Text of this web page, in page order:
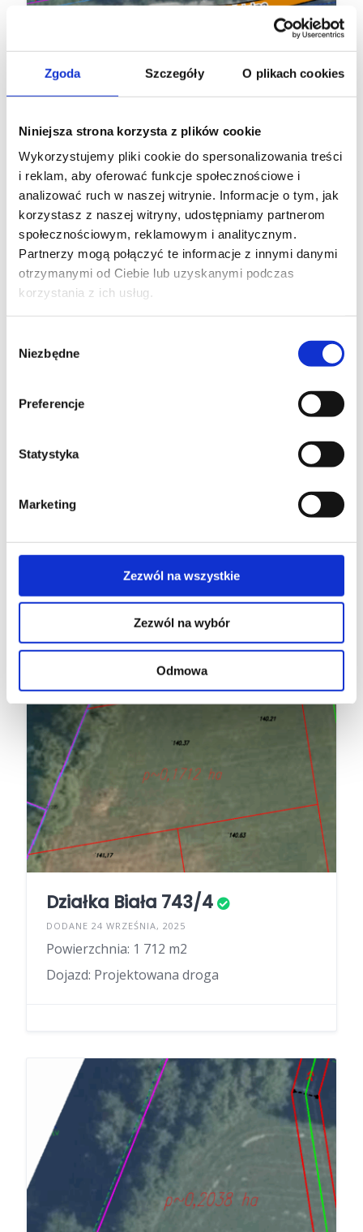
Zgoda Szczegóły O plikach cookies
Niniejsza strona korzysta z plików cookie
Wykorzystujemy pliki cookie do spersonalizowania treści
i reklam, aby oferować funkcje społecznościowe i
analizować ruch w naszej witrynie. Informacje o tym, jak
korzystasz z naszej witryny, udostępniamy partnerom
społecznościowym, reklamowym i analitycznym.
Partnerzy mogą połączyć te informacje z innymi danymi
otrzymanymi od Ciebie lub uzyskanymi podczas
korzystania z ich usług.
zgody
Niezbędne
Preferencje
Statystyka
Marketing
Zezwól na wszystkie
Zezwól na wybór
Odmowa
Działka Biała 743/14
Dojazd: Asfalt bezpośrednio
DODANE 28 SIERPNIA, 2025
Dojazd: Asfalt bezpośrednio
Działka Biała 743/4
DODANE 24 WRZEŚNIA, 2025
Powierzchnia: 1 712 m2
Dojazd: Projektowana droga